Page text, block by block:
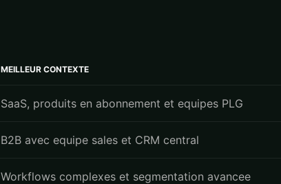
MEILLEUR CONTEXTE
SaaS, produits en abonnement et equipes PLG
B2B avec equipe sales et CRM central
Workflows complexes et segmentation avancee